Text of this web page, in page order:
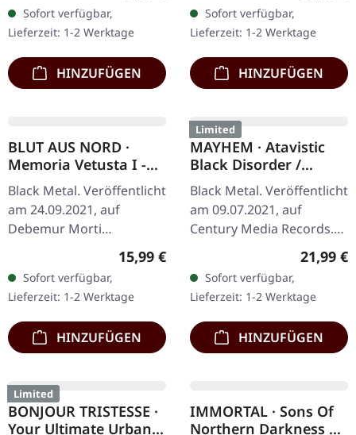
IHSAHN · Ihsahn | CD
Black Metal/Progressive
im Jewelcase. Das
selbstbetitelte Album
tiefgründige…
Regulärer Preis:
16,99 €
Sofort verfügbar,
Lieferzeit: 1-2 Werktage
HINZUFÜGEN
LOTUS THIEF ·
Gramarye | BLACK
2LP
Black Metal. Veröffentlicht
Prophecy Productions.
Schwarzes Vinyl im
Gatefold-Cover mit innen
und…
26,99 €
Sofort verfügbar,
Lieferzeit: 1-2 Werktage
HINZUFÜGEN
Limited